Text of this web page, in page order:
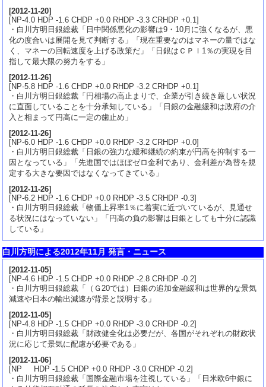
[2012-11-20]
[NP-4.0 HDP -1.6 CHDP +0.0 RHDP -3.3 CRHDP +0.1]
・白川方明日銀総裁「日中関係悪化の影響は9・10月に強くなるが、悪
化の度合いは展開を見て判断する」「現在重要なのはマネーの量ではな
く、マネーの回転速度を上げる政策だ」「日銀はＣＰＩ1％の実現を目
指して最大限の努力をする」
[2012-11-26]
[NP-5.8 HDP -1.6 CHDP +0.0 RHDP -3.2 CRHDP +0.1]
・白川方明日銀総裁「円相場の高止まりで、企業が引き続き厳しい状況
に直面していることを十分承知している」「日銀の金融緩和は政府の介
入と相まって円高に一定の歯止め」
[2012-11-26]
[NP-6.0 HDP -1.6 CHDP +0.0 RHDP -3.2 CRHDP +0.0]
・白川方明日銀総裁「日銀の強力な緩和継続の約束が円高を抑制する一
因となっている」「先進国ではほぼゼロ金利であり、金利差が為替を規
定する大きな要因ではなくなってきている」
[2012-11-26]
[NP-6.2 HDP -1.6 CHDP +0.0 RHDP -3.5 CRHDP -0.3]
・白川方明日銀総裁「物価上昇率1％に着実に近づいているが、見通せ
る状況にはなっていない」「円高の負の影響は日銀としても十分に認識
している」
白川方明による2012年11月 発言・ニュース
[2012-11-05]
[NP-4.6 HDP -1.5 CHDP +0.0 RHDP -2.8 CRHDP -0.2]
・白川方明日銀総裁「（Ｇ20では）日銀の追加金融緩和は世界的な景気
減速や日本の輸出減速が背景と説明する」
[2012-11-05]
[NP-4.8 HDP -1.5 CHDP +0.0 RHDP -3.0 CRHDP -0.2]
・白川方明日銀総裁「財政健全化は必要だが、各国がそれぞれの財政状
況に応じて景気に配慮が必要である」
[2012-11-06]
[NP HDP -1.5 CHDP +0.0 RHDP -3.0 CRHDP -0.2]
・白川方明日銀総裁「国際金融市場を注視している」「日米欧6中銀に